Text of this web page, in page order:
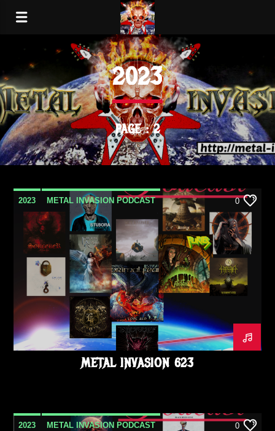
2023
PAGE : 2
2023 METAL INVASION PODCAST 0
METAL INVASION 623
2023 METAL INVASION PODCAST 0